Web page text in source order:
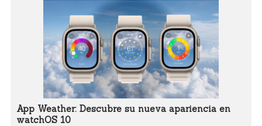
App Weather: Descubre su nueva apariencia en
watchOS 10